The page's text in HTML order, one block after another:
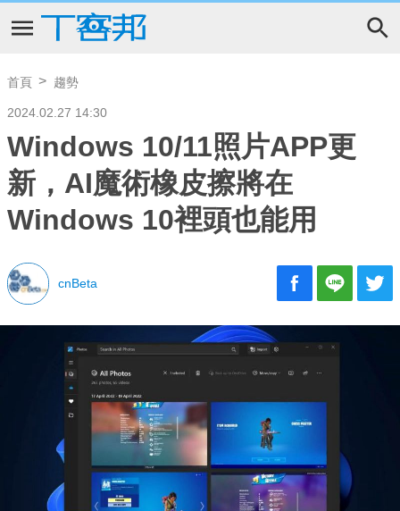
首頁 趨勢
2024.02.27 14:30
Windows 10/11照片APP更
新，AI魔術橡皮擦將在
Windows 10裡頭也能用
cnBeta